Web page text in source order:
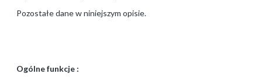
Pozostałe dane w niniejszym opisie.
Ogólne funkcje :